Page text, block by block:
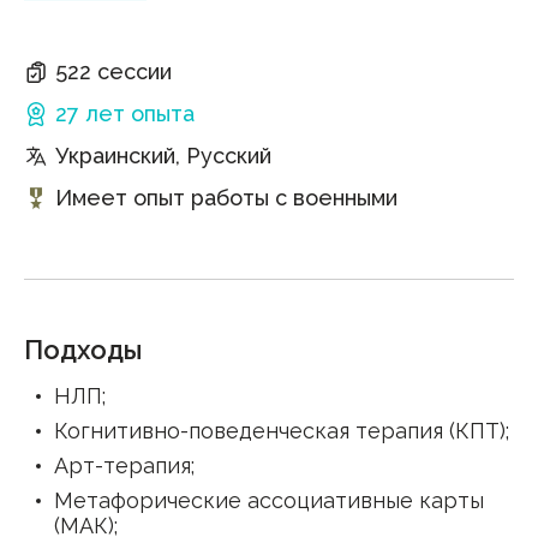
522 сессии
27 лет опыта
Украинский, Русский
Имеет опыт работы с военными
Подходы
НЛП;
Когнитивно-поведенческая терапия (КПТ);
Арт-терапия;
Метафорические ассоциативные карты
(МАК);